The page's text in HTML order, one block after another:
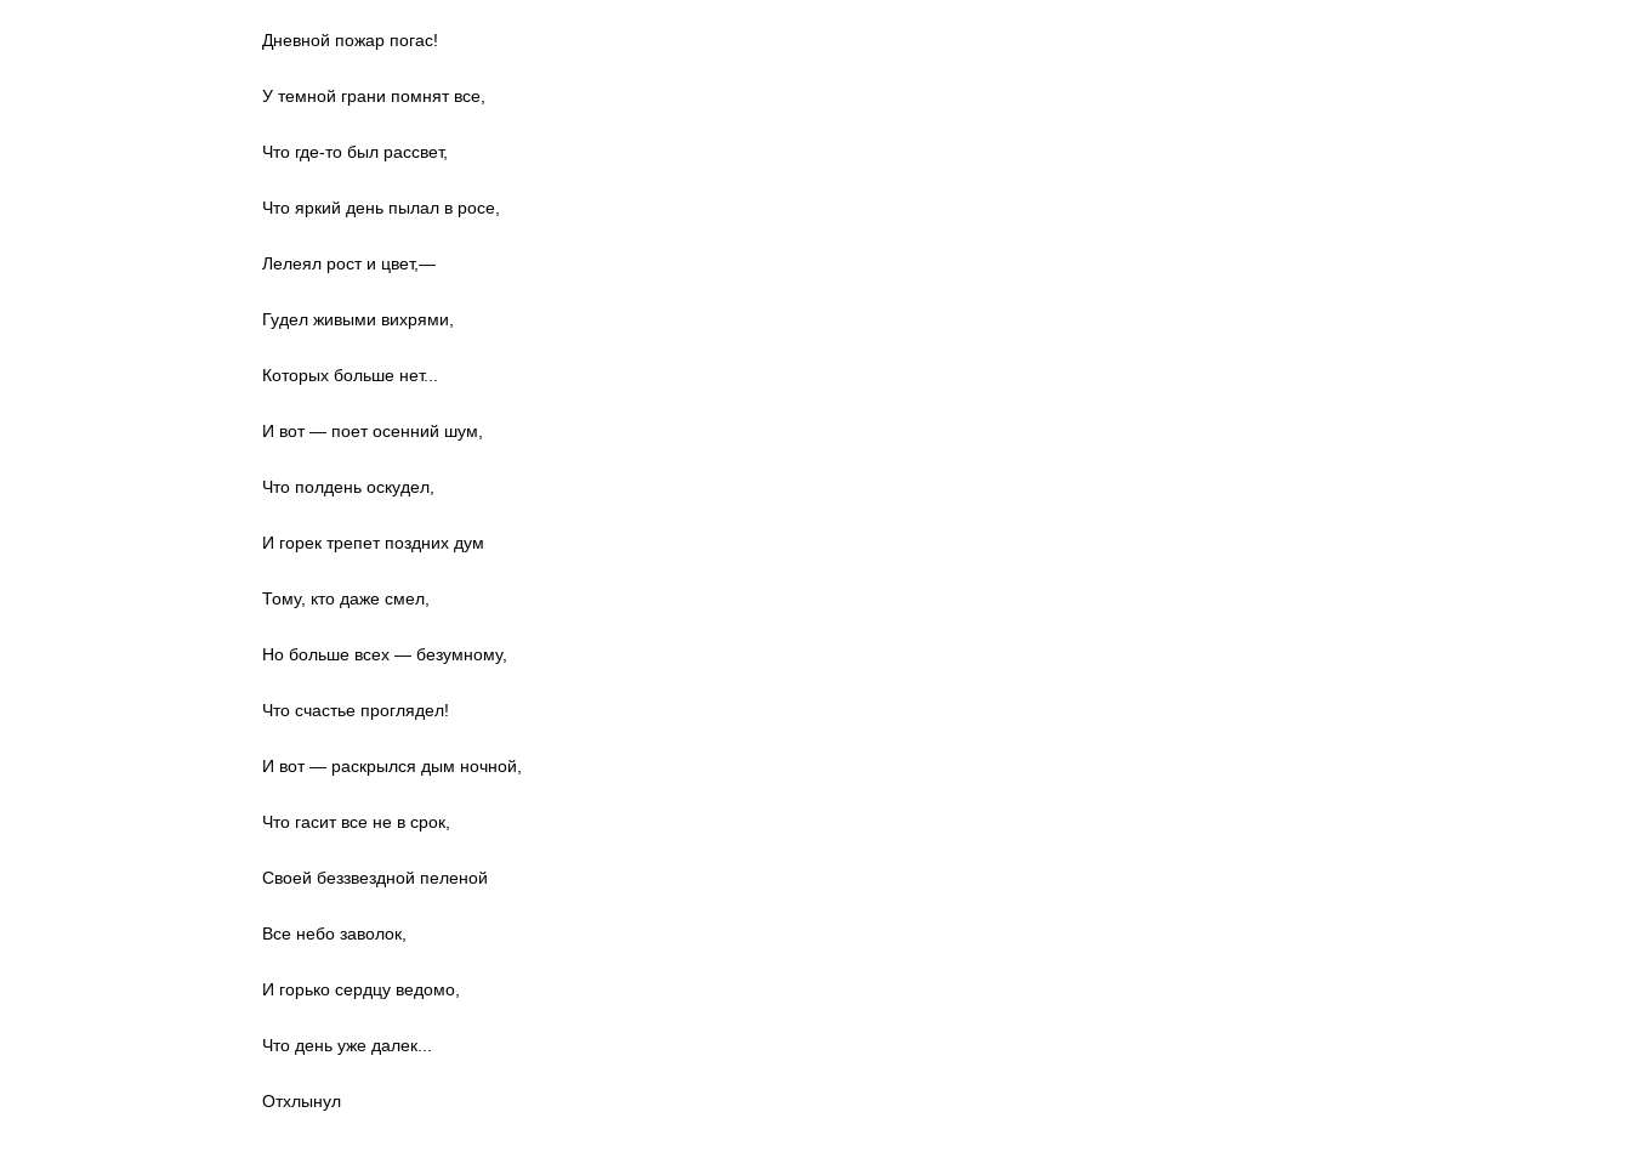
Дневной пожар погac!
У темной грани помнят все,
Что где-то был рассвет,
Что яркий день пылал в росе,
Лелеял рост и цвет,—
Гудел живыми вихрями,
Которых больше нет...
И вот — поет осенний шум,
Что полдень оскудел,
И горек трепет поздних дум
Тому, кто даже смел,
Но больше всех — безумному,
Что счастье проглядел!
И вот — раскрылся дым ночной,
Что гасит все не в срок,
Своей беззвездной пеленой
Все небо заволок,
И горько сердцу ведомо,
Что день уже далек...
Отхлынул